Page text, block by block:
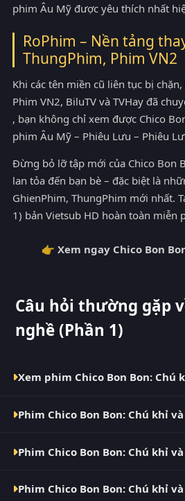
phim Âu Mỹ được yêu thích nhất
RoPhim – Nền tảng
ThungPhim, Phim VN2
Khi các tên miền cũ liên tục bị
Phim VN2, BiluTV và TVHay đã
, bạn không chỉ xem được Chico
phim Âu Mỹ – Phiêu Lưu – Phiêu
Đừng bỏ lỡ tập mới của Chico Bon
lan tỏa đến bạn bè – đặc biệt là
GhienPhim, ThungPhim mới nhất.
1) bản Vietsub HD hoàn toàn miễn
👉 Xem ngay Chico Bon
Câu hỏi thường gặp
nghề (Phần 1)
Xem phim Chico Bon Bon:
(phimvn2y.com) — không quảng
Phim Chico Bon Bon: Chú khỉ
tập mới được cập nhật liên tục
Phim Chico Bon Bon: Chú khỉ
thể chuyển giữa các bản Phụ Đề
Phim Chico Bon Bon: Chú khỉ